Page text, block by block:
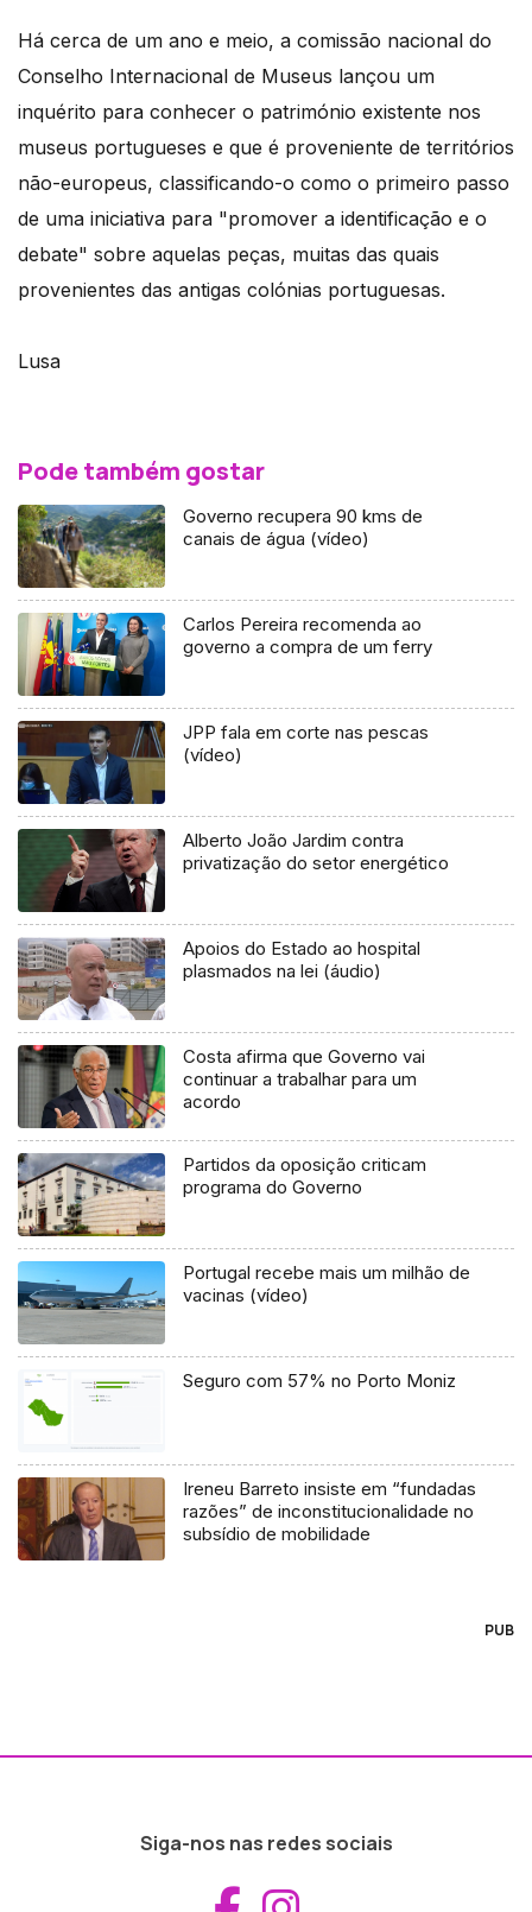
Há cerca de um ano e meio, a comissão nacional do
Conselho Internacional de Museus lançou um
inquérito para conhecer o património existente nos
museus portugueses e que é proveniente de territórios
não-europeus, classificando-o como o primeiro passo
de uma iniciativa para "promover a identificação e o
debate" sobre aquelas peças, muitas das quais
provenientes das antigas colónias portuguesas.
Lusa
Pode também gostar
Governo recupera 90 kms de
canais de água (vídeo)
Carlos Pereira recomenda ao
governo a compra de um ferry
JPP fala em corte nas pescas
(vídeo)
Alberto João Jardim contra
privatização do setor energético
Apoios do Estado ao hospital
plasmados na lei (áudio)
Costa afirma que Governo vai
continuar a trabalhar para um
acordo
Partidos da oposição criticam
programa do Governo
Portugal recebe mais um milhão de
vacinas (vídeo)
Seguro com 57% no Porto Moniz
Ireneu Barreto insiste em “fundadas
razões” de inconstitucionalidade no
subsídio de mobilidade
PUB
Siga-nos nas redes sociais